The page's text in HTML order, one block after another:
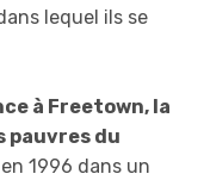
lequel ils se
à Freetown, la
pauvres du
1996 dans un